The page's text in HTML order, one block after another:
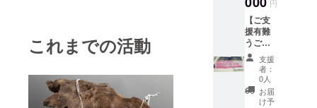
これまでの活動
から決
済 クー
ポンの
有効期
限：お
店が継
続する
限り
てクー
ポン
コード
が記載
された
カード
を発送
使用方
法：
JEREV
可能場
所：
JEREV
公式オ
ンライ
ショッ
プ
（https:
真のダ
イヤモ
ンドは
参考画
像で
す。 実
際のサ
イズは
上記記
て使用
して頂
けます
500OFF
クーポ
ン 上記
2点を、
ご登録
されて
円
【ご支
援有難
うござ
いま
す】 ・
天然ダ
イヤモ
ンド
支援
者：
0人
お届
け予